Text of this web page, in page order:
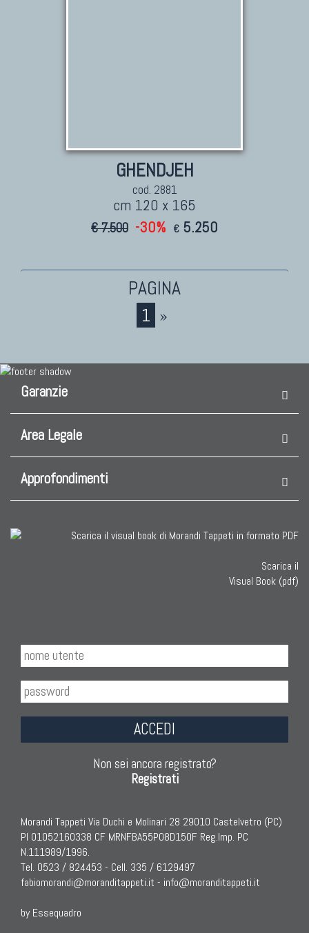
GHENDJEH
cod. 2881
cm 120 x 165
€ 7.500 -30% € 5.250
1 »
Garanzie
Area Legale
Approfondimenti
Scarica il
Visual Book (pdf)
ACCEDI
Non sei ancora registrato?
Registrati
Morandi Tappeti Via Duchi e Molinari 28 29010 Castelvetro (PC)
PI 01052160338 CF MRNFBA55P08D150F Reg.Imp. PC
N.111989/1996.
Tel. 0523 / 824453 - Cell. 335 / 6129497
fabiomorandi@moranditappeti.it - info@moranditappeti.it
by Essequadro